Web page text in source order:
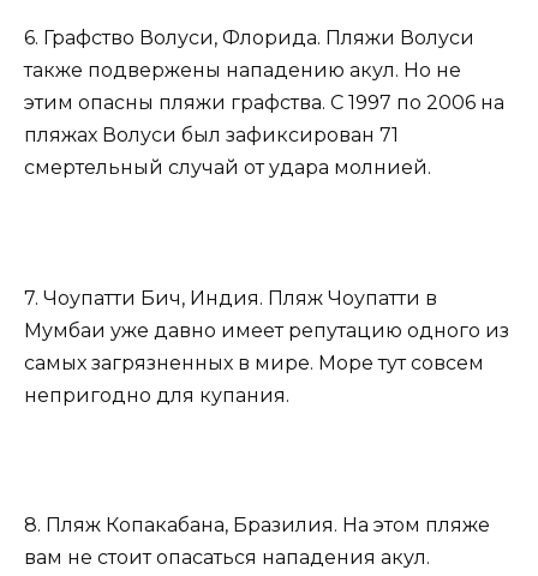
6. Графство Волуси, Флорида. Пляжи Волуси
также подвержены нападению акул. Но не
этим опасны пляжи графства. С 1997 по 2006 на
пляжах Волуси был зафиксирован 71
смертельный случай от удара молнией.
7. Чоупатти Бич, Индия. Пляж Чоупатти в
Мумбаи уже давно имеет репутацию одного из
самых загрязненных в мире. Море тут совсем
непригодно для купания.
8. Пляж Копакабана, Бразилия. На этом пляже
вам не стоит опасаться нападения акул.